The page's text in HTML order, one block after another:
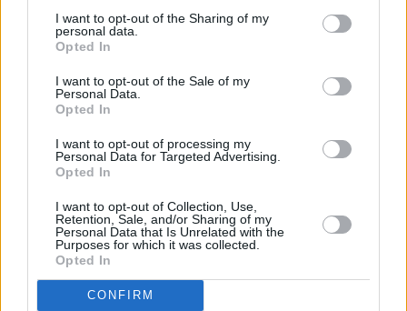
de su consentimiento, pero usted tiene el derecho de
rechazar tal procesamiento. Sus preferencias se aplicarán
cualquier momento entrando de nuevo en este sitio web o
visitando nuestra política de privacidad.
I want to opt-out of the Sharing of my
personal data.
Opted In
I want to opt-out of the Sale of my
Personal Data.
Opted In
I want to opt-out of processing my
Personal Data for Targeted Advertising.
Opted In
I want to opt-out of Collection, Use,
Retention, Sale, and/or Sharing of my
Personal Data that Is Unrelated with the
Purposes for which it was collected.
Opted In
CONFIRM